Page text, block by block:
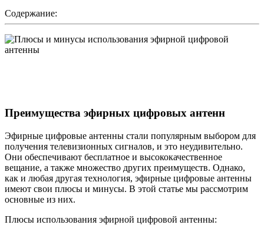
Содержание:
Преимущества эфирных цифровых антенн
Эфирные цифровые антенны стали популярным выбором для
получения телевизионных сигналов, и это неудивительно.
Они обеспечивают бесплатное и высококачественное
вещание, а также множество других преимуществ. Однако,
как и любая другая технология, эфирные цифровые антенны
имеют свои плюсы и минусы. В этой статье мы рассмотрим
основные из них.
Плюсы использования эфирной цифровой антенны: